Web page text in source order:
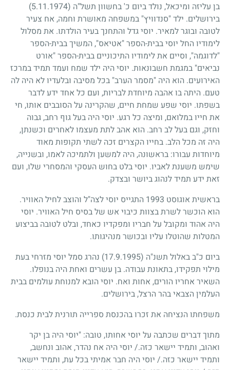
בן עליזה ומיכאל, נולד ביום כ' בחשוון תשל"ה (5.11.1974)
בירושלים. ילד "סנדוויץ" במשפחה מאושרת וחמה, אח צעיר
לטובה ובוגר למאיר. יוסי גדל והתחנך בעיר הולדתו. את מסלול
לימודיו החל יוסי בבית-הספר "אטיאס", המשיך בבית-הספר
"לדוגמה", וסיים את לימודיו התיכוניים בבית-הספר "אורט
נביאים" במגמת חשבונאות. יוסי היה ילד שמח ועמד תמיד במרכז
האירועים. הוא היה "מסמר הערב" בכל מסיבה ובלעדיו לא היה לה
טעם. היתה בו אהבה מיוחדת לבריות, ועם כל אחד ידע לדבר
בשפתו. יוסי שפע שמחת חיים, שהקרינה על הסובבים אותו, חי
את חייו במלואם, ומיצה כל רגע. יוסי היה בעל גוף רחב, גבוה
וחזק, וגם בעל לב רחב. הוא אהב לתת מעצמו לאחרים וכשנתן,
היה זה מכל הלב. בחייו הקצרים זכה לשתי תקופות מאוד
מיוחדות עבורו: בראשונה, היה למשען ולתמיכה לאמו, ובשנייה,
שימש משענת לאביו. יוסי בלט בחוש העסקי והמסחרי שלו, ועם
זאת ידע תמיד לנהוג ביושר ובצדק.
בראשית אוגוסט 1993 התגייס יוסי לצה"ל והוצב לחיל האוויר.
הוא הוכשר לשרת בצוות כיבוי אש של בסיס חיל האוויר. יוסי
היה אהוד ומקובל על חבריו ומפקדיו כאחד, ובלט לטובה בביצוע
המטלות שהוטלו עליו ובכושר מנהיגותו.
ביום כ"ב באלול תשנ"ה (17.9.1995)
נהרג סמל יוסי מזרחי בעת
מילוי תפקידו, בתאונת עבודה. בן עשרים ואחת היה בנופלו.
השאיר אחריו הורים, אחות ואח. יוסי הובא למנוחת עולמים בבית
העלמין הצבאי בהר הרצל, בירושלים.
משפחתו הנציחה את זכרו בהכנסת ספרייה תורנית לבית כנסת.
מתוך דברים שכתבה על יוסי אחותו, טובה: "יוסי היה בן יקר
ואהוב, ותמיד יישאר כזה./ יוסי היה אח נהדר, אהוב ונחשב,
ותמיד יישאר כזה./ יוסי היה חבר אמיתי בכל עת, ותמיד יישאר